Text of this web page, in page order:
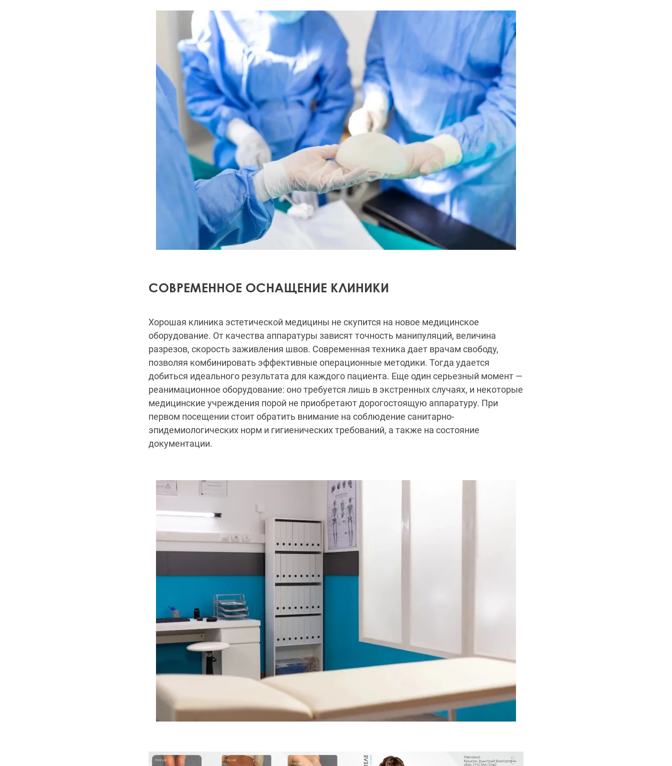
СОВРЕМЕННОЕ ОСНАЩЕНИЕ КЛИНИКИ
Хорошая клиника эстетической медицины не скупится на новое медицинское
оборудование. От качества аппаратуры зависят точность манипуляций, величина
разрезов, скорость заживления швов. Современная техника дает врачам свободу,
позволяя комбинировать эффективные операционные методики. Тогда удается
добиться идеального результата для каждого пациента. Еще один серьезный момент —
реанимационное оборудование: оно требуется лишь в экстренных случаях, и некоторые
медицинские учреждения порой не приобретают дорогостоящую аппаратуру. При
первом посещении стоит обратить внимание на соблюдение санитарно-
эпидемиологических норм и гигиенических требований, а также на состояние
документации.